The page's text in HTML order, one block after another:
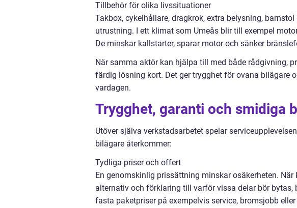
Tillbehör för olika livssituationer
Takbox, cykelhållare, dragkrok, extra belysning,
utrustning. I ett klimat som Umeås blir till exempel
De minskar kallstarter, sparar motor och sänker
När samma aktör kan hjälpa till med både rådgivning,
färdig lösning kort. Det ger trygghet för ovana bilägare
vardagen.
Trygghet, garanti och smidiga
Utöver själva verkstadsarbetet spelar
bilägare återkommer:
Tydliga priser och offert
En genomskinlig prissättning minskar osäkerheten.
alternativ och förklaring till varför vissa delar bör
fasta paketpriser på exempelvis service, bromsjobb